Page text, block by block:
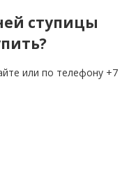
ступицы
или по телефону +7